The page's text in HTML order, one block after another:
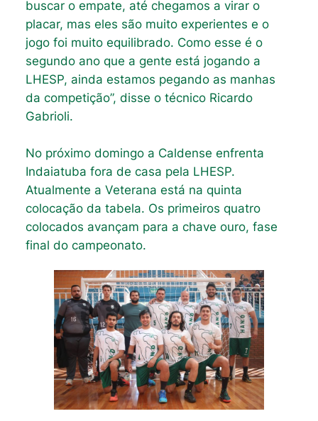
buscar o empate, até chegamos a virar o
placar, mas eles são muito experientes e o
jogo foi muito equilibrado. Como esse é o
segundo ano que a gente está jogando a
LHESP, ainda estamos pegando as manhas
da competição”, disse o técnico Ricardo
Gabrioli.
No próximo domingo a Caldense enfrenta
Indaiatuba fora de casa pela LHESP.
Atualmente a Veterana está na quinta
colocação da tabela. Os primeiros quatro
colocados avançam para a chave ouro, fase
final do campeonato.